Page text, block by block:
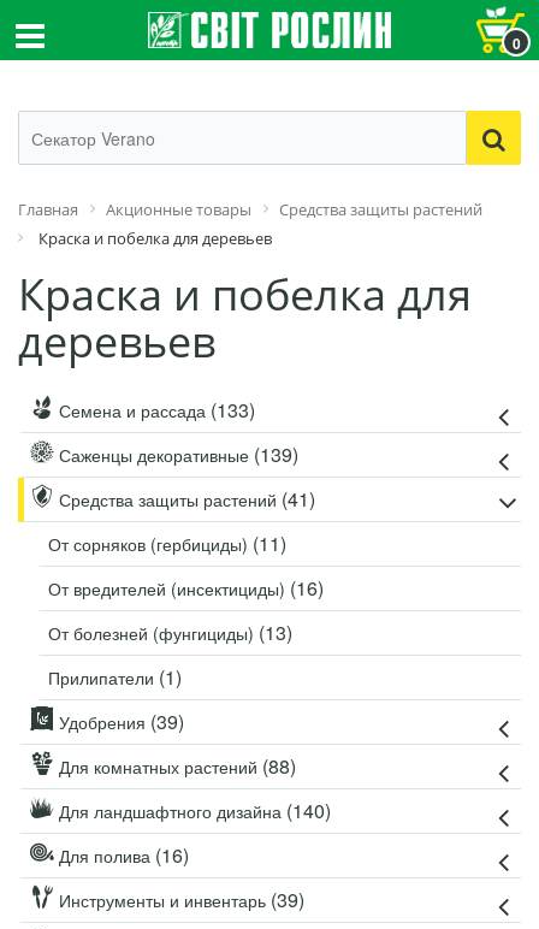
0
Главная Акционные товары
Средства защиты растений
Краска и побелка для деревьев
Краска и побелка для
деревьев
Семена и рассада (133)
Саженцы декоративные (139)
Средства защиты растений (41)
От сорняков (гербициды) (11)
От вредителей (инсектициды) (16)
От болезней (фунгициды) (13)
Прилипатели (1)
Удобрения (39)
Для комнатных растений (88)
Для ландшафтного дизайна (140)
Для полива (16)
Инструменты и инвентарь (39)